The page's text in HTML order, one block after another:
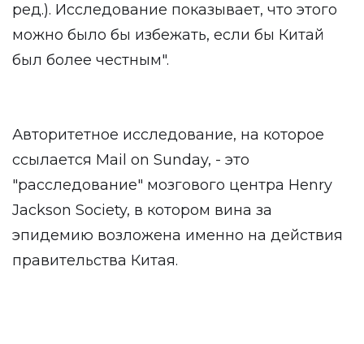
ред.). Исследование показывает, что этого
можно было бы избежать, если бы Китай
был более честным".
Авторитетное исследование, на которое
ссылается Mail on Sunday, - это
"расследование" мозгового центра Henry
Jackson Society, в котором вина за
эпидемию возложена именно на действия
правительства Китая.